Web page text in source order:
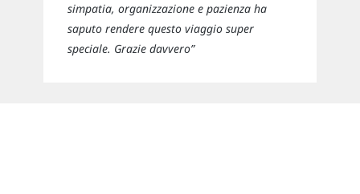
simpatia, organizzazione e pazienza ha
saputo rendere questo viaggio super
speciale. Grazie davvero”